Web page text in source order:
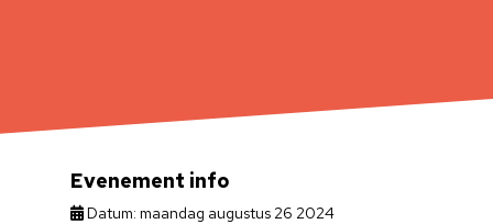
Evenement info
Datum: maandag augustus 26 2024